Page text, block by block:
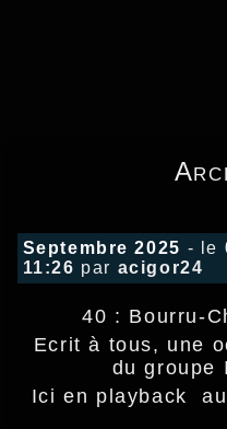
Septembre 2025 - le
11:26 par acigor24
40 : Bourru-
Ecrit à tous, une
du groupe
Ici en playback